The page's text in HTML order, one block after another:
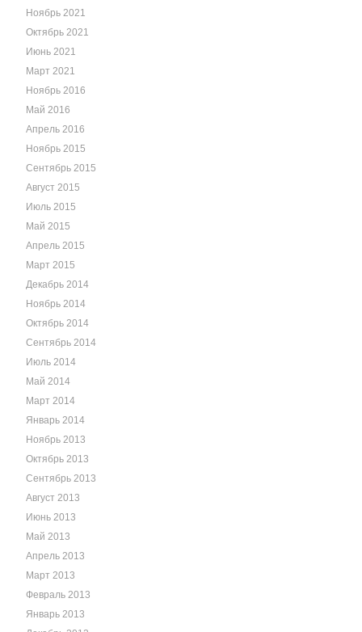
Ноябрь 2021
Октябрь 2021
Июнь 2021
Март 2021
Ноябрь 2016
Май 2016
Апрель 2016
Ноябрь 2015
Сентябрь 2015
Август 2015
Июль 2015
Май 2015
Апрель 2015
Март 2015
Декабрь 2014
Ноябрь 2014
Октябрь 2014
Сентябрь 2014
Июль 2014
Май 2014
Март 2014
Январь 2014
Ноябрь 2013
Октябрь 2013
Сентябрь 2013
Август 2013
Июнь 2013
Май 2013
Апрель 2013
Март 2013
Февраль 2013
Январь 2013